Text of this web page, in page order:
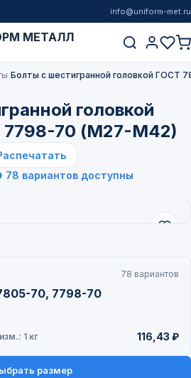
info@uniform-met.ru
Болты с шестигранной головкой
головкой
7798-70 (М27-М42)
78 вариантов доступны
78 вариантов
70, 7798-70
1 кг 116,43 ₽
размер